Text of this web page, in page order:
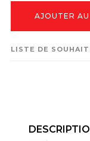
AJOUTER AU
LISTE DE